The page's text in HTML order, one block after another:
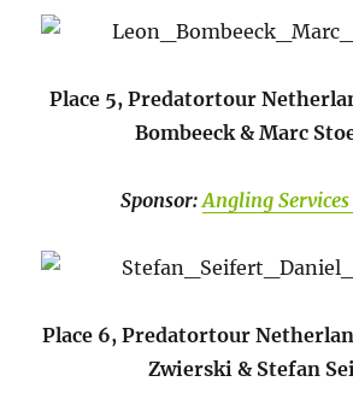
Place 5, Predatortour
Bombeeck & Marc
Sponsor: Angling
Place 6, Predatortour
Zwierski & Stefan